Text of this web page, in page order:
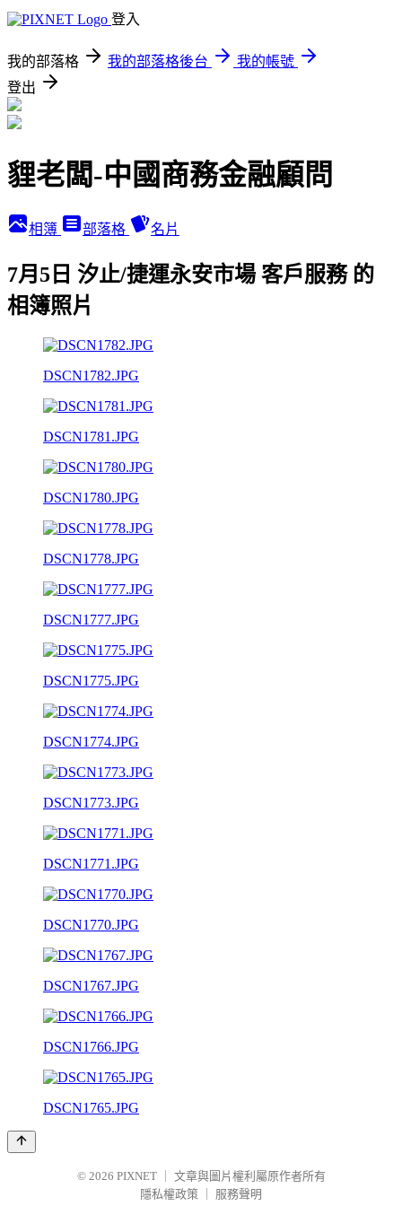
登入
我的部落格 我的部落格後台
我的帳號
登出
貍老闆-中國商務金融顧問
相簿 部落格 名片
7月5日 汐止/捷運永安市場 客戶服務 的
相簿照片
DSCN1782.JPG
DSCN1781.JPG
DSCN1780.JPG
DSCN1778.JPG
DSCN1777.JPG
DSCN1775.JPG
DSCN1774.JPG
DSCN1773.JPG
DSCN1771.JPG
DSCN1770.JPG
DSCN1767.JPG
DSCN1766.JPG
DSCN1765.JPG
© 2026 PIXNET
文章與圖片權利屬原作者所有
隱私權政策
服務聲明